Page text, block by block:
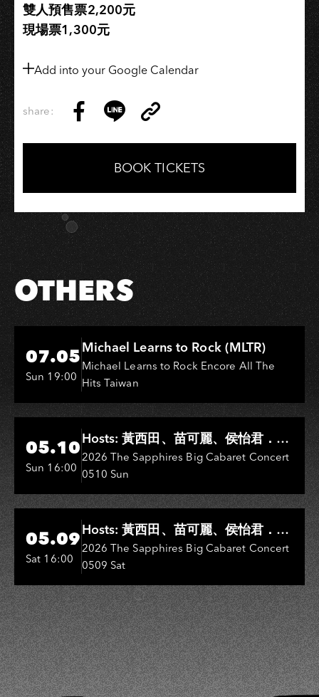
雙人預售票2,200元
現場票1,300元
Add into your Google Calendar
share:
on
Facebook
on
LINE
Link
Copy
BOOK TICKETS
OTHERS
Hi-Ing Music Hall
07.05
Sun 19:00
Michael Learns to Rock (MLTR)
Michael Learns to Rock Encore All The
Hits Taiwan
Hi-Ing Music Hall
05.10
Sun 16:00
Hosts: 黃西田、苗可麗、侯怡君．
Entertainers: 葉啟田、鳥來嬤-吳
敏、王彩樺、王瑞霞、吳淑敏、施文
彬、邵大倫、曹雅雯、陳孟賢、黃露
瑤
2026 The Sapphires Big Cabaret Concert
0510 Sun
Hi-Ing Music Hall
05.09
Sat 16:00
Hosts: 黃西田、苗可麗、侯怡君．
Entertainers: 葉啟田、鳥來嬤-吳
敏、張秀卿、王彩樺、吳淑敏、施文
彬、邵大倫、曹雅雯、陳孟賢、黃露
瑤
2026 The Sapphires Big Cabaret Concert
0509 Sat